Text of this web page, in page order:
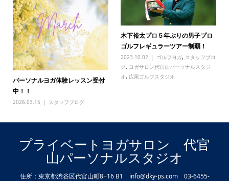
パーソナルヨガ体験レッスン受付
中！！
2026.03.15 スタッフブログ
木下裕太プロ５年ぶりの男子プロ
ゴルフレギュラーツアー制覇！
2023.10.02 ゴルフヨガ, スタッフブロ
グ, ヨガサロン代官山パーソナルスタジ
オ, 広尾ゴルフスタジオ
プライベートヨガサロン 代官
山パーソナルスタジオ
住所：東京都渋谷区代官山町8−16 B1 info@dky-ps.com 03-6455-